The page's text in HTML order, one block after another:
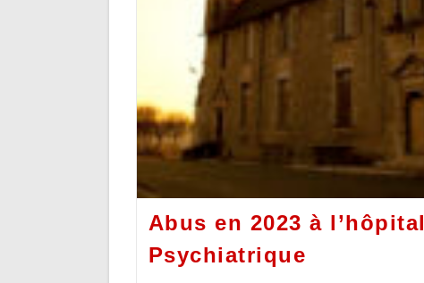
Abus en 2023 à l’hôpital
Psychiatrique